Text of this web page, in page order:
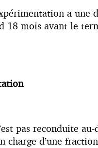
a
18 mois avant le
pas reconduite
charge d’une